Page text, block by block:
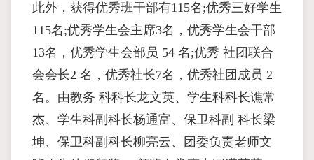
此外，获得优秀班干部有115名;优秀三好学生
115名;优秀学生会主席3名，优秀学生会干部
13名，优秀学生会部员 54 名;优秀 社团联合
会会长2 名，优秀社长7名，优秀社团成员 2
名。由教务 科科长龙文英、学生科科长谯常
杰、学生科副科长杨通富、保卫科副 科长梁
坤、保卫科副科长柳亮云、团委负责老师文